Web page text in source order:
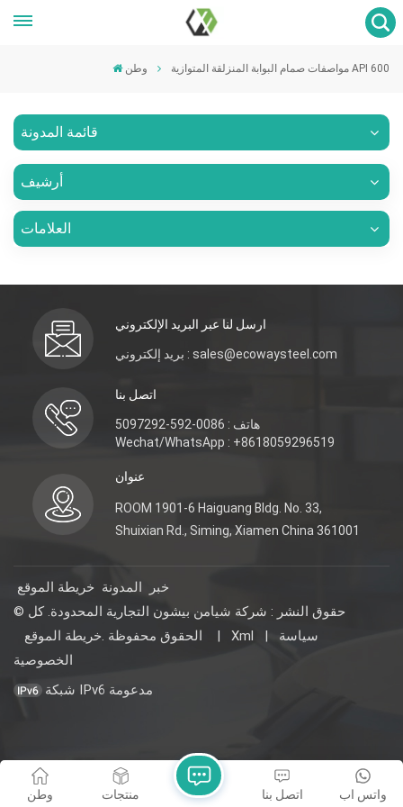
وطن مواصفات صمام البوابة المنزلقة المتوازية API 600
قائمة المدونة
أرشيف
العلامات
ارسل لنا عبر البريد الإلكتروني
بريد إلكتروني : sales@ecowaysteel.com
اتصل بنا
هاتف : 0086-592-5097292
Wechat/WhatsApp : +8618059296519
عنوان
ROOM 1901-6 Haiguang Bldg. No. 33,
Shuixian Rd., Siming, Xiamen China 361001
خريطة الموقع المدونة
خبر
© حقوق النشر : شركة شيامن بيشون التجارية المحدودة. كل
الحقوق محفوظة .
| Xml |
سياسة
الخصوصية
شبكة IPv6 مدعومة
وطن منتجات واتس اب اتصل بنا